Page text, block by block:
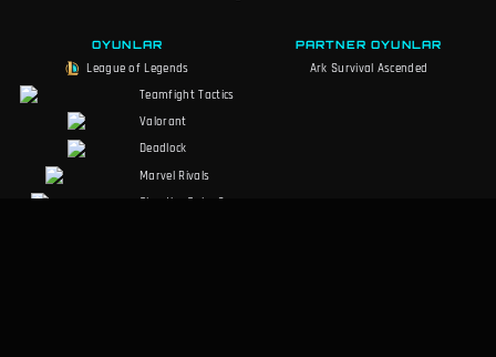
OYUNLAR
League of Legends
Teamfight Tactics
Valorant
Deadlock
Marvel Rivals
Slay the Spire 2
PARTNER OYUNLAR
Ark Survival Ascended